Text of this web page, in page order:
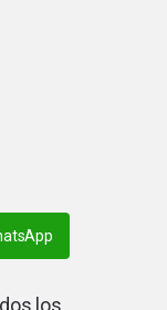
los